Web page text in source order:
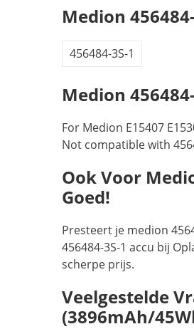
Medion
456484-3S-1
Medion
For Medion E15407
Not compatible with
Ook Voor
Goed!
Presteert je medion
456484-3S-1 accu bij
scherpe prijs.
Veelgestelde
(3896mAh/